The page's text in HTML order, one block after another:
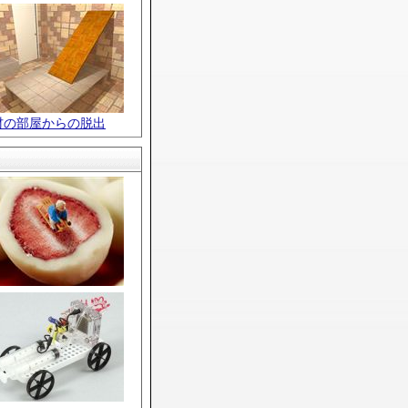
の部屋からの脱出